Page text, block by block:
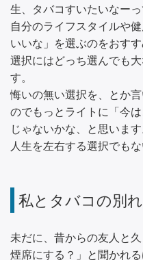
生、タバコすいたいなー
自分のライフスタイルや
いいな」を選ぶのをおすす
選択にはどっち選んでも
す。
悔いの無い選択を、とか
のでもっとライトに「今
じゃないかな、と思います
人生を左右する選択でもな
私とタバコの別
未だに、昔からの友人と
煙席にする？」と聞かれ